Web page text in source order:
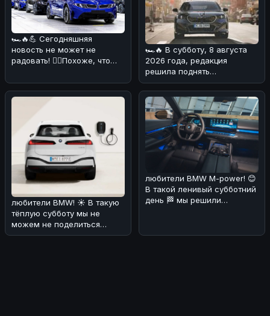
🏎🔥💪 Сегодняшняя
новость не может не
радовать! 💁‍♀️Похоже, что
своего нов
🏎🔥 В субботу, 8 августа
2026 года, редакция
решила поднять
интересную тему,
связанную с BMW. На дн
любители BMW! ☀️ В такую
тёплую субботу мы не
можем не поделиться
интересной новостью. По
любители BMW M-power! 😊
В такой ленивый субботний
день 🏁 мы решили